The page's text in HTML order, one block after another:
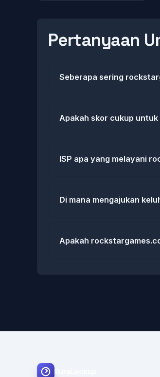
Pertanyaan
Seberapa sering
Apakah skor cukup untuk
ISP apa yang melayani
Di mana mengajukan
Apakah
SureLookup